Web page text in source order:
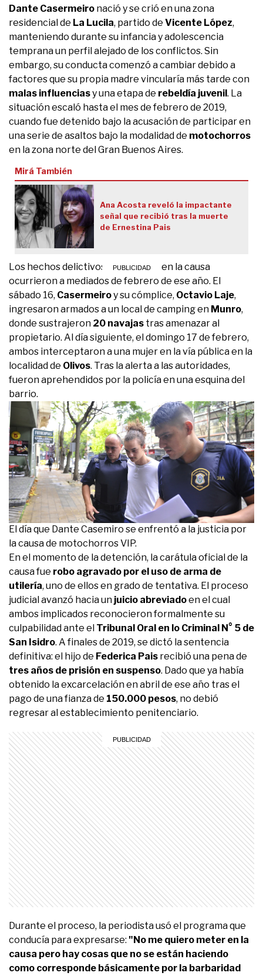
Dante Casermeiro nació y se crió en una zona
residencial de La Lucila, partido de Vicente López,
manteniendo durante su infancia y adolescencia
temprana un perfil alejado de los conflictos. Sin
embargo, su conducta comenzó a cambiar debido a
factores que su propia madre vincularía más tarde con
malas influenciasy una etapa de rebeldía juvenil. La
situación escaló hasta el mes de febrero de 2019,
cuando fue detenido bajo la acusación de participar en
una serie de asaltos bajo la modalidad de motochorros
en la zona norte del Gran Buenos Aires.
Mirá También
Ana Acosta reveló la impactante
señal que recibió tras la muerte
de Ernestina Pais
Los hechos delictivos registrados en la causa
ocurrieron a mediados de febrero de ese año. El
sábado 16, Casermeiroy su cómplice, Octavio Laje,
ingresaron armados a un local de camping en Munro,
donde sustrajeron 20 navajas tras amenazar al
propietario. Al día siguiente, el domingo 17 de febrero,
ambos interceptaron a una mujer en la vía pública en la
localidad de Olivos. Tras la alerta a las autoridades,
fueron aprehendidos por la policía en una esquina del
barrio.
El día que Dante Casemiro se enfrentó a la justicia por
la causa de motochorros VIP.
En el momento de la detención, la carátula oficial de la
causa fue robo agravado por el uso de arma de
utilería, uno de ellos en grado de tentativa. El proceso
judicial avanzó hacia un juicio abreviadoen el cual
ambos implicados reconocieron formalmente su
culpabilidad ante el Tribunal Oral en lo Criminal N° 5 de
San Isidro. A finales de 2019, se dictó la sentencia
definitiva: el hijo de Federica Pais recibió una pena de
tres años de prisión en suspenso. Dado que ya había
obtenido la excarcelación en abril de ese año tras el
pago de una fianza de 150.000 pesos, no debió
regresar al establecimiento penitenciario.
Durante el proceso, la periodista usó el programa que
conducía para expresarse: "No me quiero meter en la
causa pero hay cosas que no se están haciendo
como corresponde básicamente por la barbaridad